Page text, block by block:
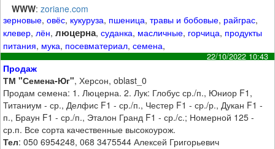
WWW:zoriane.com
зерновые,овёс, кукуруза, пшеница,травы и бобовые, райграс,
клевер, лён,люцерна,суданка, масличные, горчица, продукты
питания, мука, посевматериал,семена,
22/10/2022 10:43
Продаж
ТМ "Семена-Юг", Херсон, oblast_0
Продам семена: 1. Люцерна. 2. Лук: Глобус ср./п., Юниор F1,
Титаниум - ср., Делфис F1 - ср./п., Честер F1 - ср./р., Дукан F1 -
п., Браун F1 - ср./п., Эталон Гранд F1 - ср./с.; Номерной 125 -
ср.п. Все сорта качественные высокоурож.
Тел: 050 6954248, 068 3475544 Алексей Григорьевич